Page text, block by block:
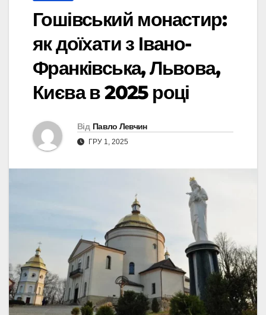
Гошівський монастир:
як доїхати з Івано-
Франківська, Львова,
Києва в 2025 році
Від Павло Левчин
ГРУ 1, 2025